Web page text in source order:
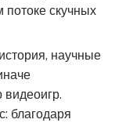
потоке скучных
научные
благодаря